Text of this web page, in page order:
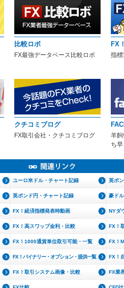
比較ロボ
FX最強データベース比較ロボ
FX
指
クチコミブログ
FX取引会社・クチコミブログ
羊
ち
ユーロ米ドル・チャート記録 英ポ
英ポンド円・チャート記録 豪ド
FX！経済指標発表時動画 NYダ
FX！高スワップ金利・比較 FX！
FX！1000通貨単位取引可能・一覧 FX！
FX！バイナリー・オプション・提供一覧 FX！
FX！取引システム画像・比較 FX業